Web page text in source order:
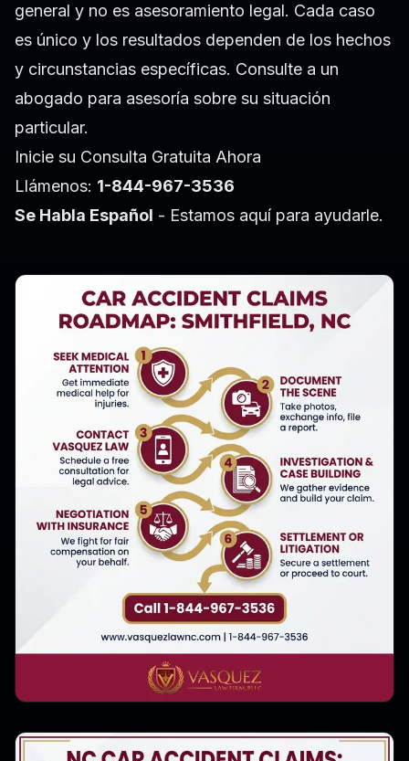
general y no es asesoramiento legal. Cada caso
es único y los resultados dependen de los hechos
y circunstancias específicas. Consulte a un
abogado para asesoría sobre su situación
particular.
Inicie su Consulta Gratuita Ahora
Llámenos: 1-844-967-3536
Se Habla Español - Estamos aquí para ayudarle.